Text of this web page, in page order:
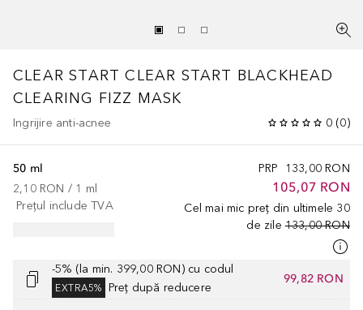
CLEAR START CLEAR START BLACKHEAD
CLEARING FIZZ MASK
Ingrijire anti-acnee 0 (0)
PRP 133,00 RON
105,07 RON
Cel mai mic preț din ultimele 30
de zile 133,00 RON
50 ml
2,10 RON / 1 ml
Prețul include TVA
-5% (la min. 399,00 RON) cu codul
EXTRA5% Preț după reducere
99,82 RON